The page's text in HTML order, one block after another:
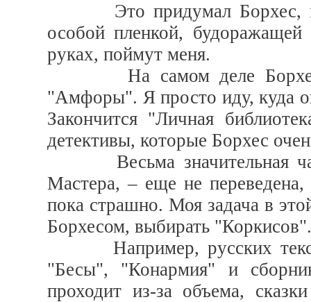
Это придумал Борхес, мы
особой пленкой,
руках, поймут меня.
На самом деле Борхес, а
"Амфоры". Я просто иду, куда
Закончится "Личная
детективы, которые Борхес
Весьма значительная
Мастера, – еще не переведена,
пока страшно. Моя задача в
Борхесом, выбирать "Коркисов".
Например, русских
"Бесы", "Конармия" и
проходит из-за объема,